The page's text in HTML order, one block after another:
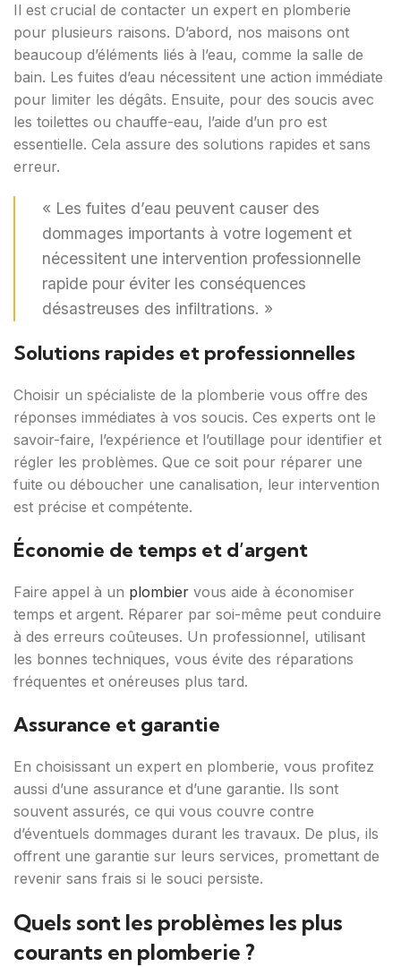
Il est crucial de contacter un expert en plomberie
pour plusieurs raisons. D’abord, nos maisons ont
beaucoup d’éléments liés à l’eau, comme la salle de
bain. Les fuites d’eau nécessitent une action immédiate
pour limiter les dégâts. Ensuite, pour des soucis avec
les toilettes ou chauffe-eau, l’aide d’un pro est
essentielle. Cela assure des solutions rapides et sans
erreur.
« Les fuites d’eau peuvent causer des
dommages importants à votre logement et
nécessitent une intervention professionnelle
rapide pour éviter les conséquences
désastreuses des infiltrations. »
Solutions rapides et professionnelles
Choisir un spécialiste de la plomberie vous offre des
réponses immédiates à vos soucis. Ces experts ont le
savoir-faire, l’expérience et l’outillage pour identifier et
régler les problèmes. Que ce soit pour réparer une
fuite ou déboucher une canalisation, leur intervention
est précise et compétente.
Économie de temps et d’argent
Faire appel à un plombier vous aide à économiser
temps et argent. Réparer par soi-même peut conduire
à des erreurs coûteuses. Un professionnel, utilisant
les bonnes techniques, vous évite des réparations
fréquentes et onéreuses plus tard.
Assurance et garantie
En choisissant un expert en plomberie, vous profitez
aussi d’une assurance et d’une garantie. Ils sont
souvent assurés, ce qui vous couvre contre
d’éventuels dommages durant les travaux. De plus, ils
offrent une garantie sur leurs services, promettant de
revenir sans frais si le souci persiste.
Quels sont les problèmes les plus
courants en plomberie ?